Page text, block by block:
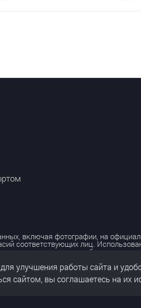
включая фотографии, на
соответствующих лиц.
с разрешения правообладателя.
данных
данных
улучшения работы сайта и
сайтом, вы соглашаетесь на их